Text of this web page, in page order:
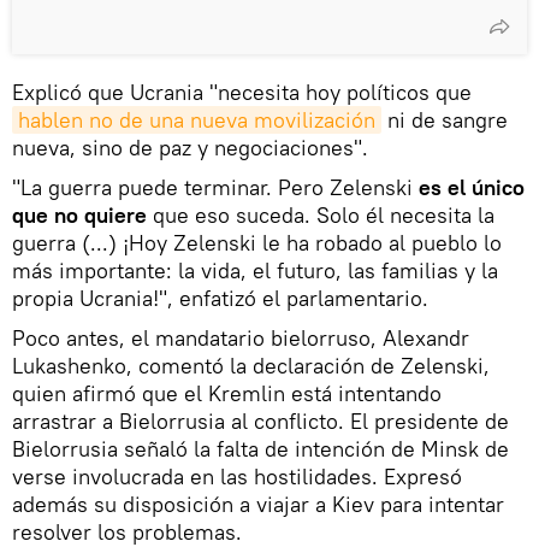
Explicó que Ucrania "necesita hoy políticos que
hablen no de una nueva movilización ni de sangre
nueva, sino de paz y negociaciones".
"La guerra puede terminar. Pero Zelenski es el único
que no quiere que eso suceda. Solo él necesita la
guerra (...) ¡Hoy Zelenski le ha robado al pueblo lo
más importante: la vida, el futuro, las familias y la
propia Ucrania!", enfatizó el parlamentario.
Poco antes, el mandatario bielorruso, Alexandr
Lukashenko, comentó la declaración de Zelenski,
quien afirmó que el Kremlin está intentando
arrastrar a Bielorrusia al conflicto. El presidente de
Bielorrusia señaló la falta de intención de Minsk de
verse involucrada en las hostilidades. Expresó
además su disposición a viajar a Kiev para intentar
resolver los problemas.